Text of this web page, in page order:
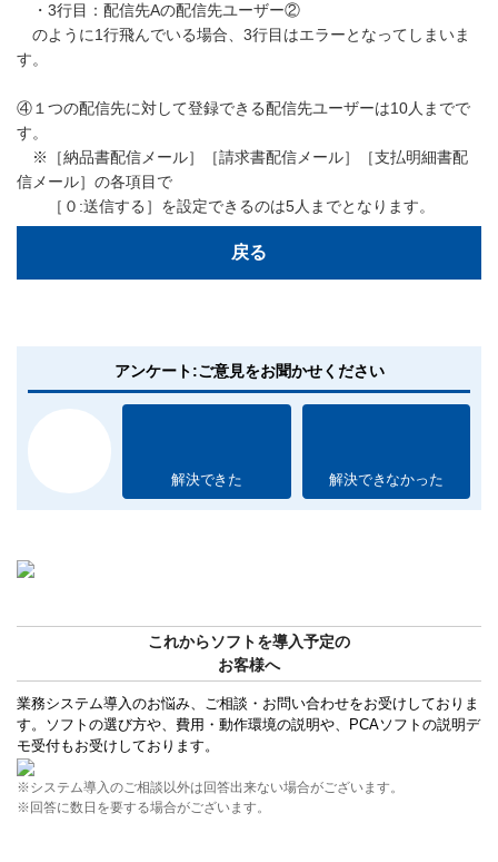
・3行目：配信先Aの配信先ユーザー②
のように1行飛んでいる場合、3行目はエラーとなってしまいま
す。
④１つの配信先に対して登録できる配信先ユーザーは10人までで
す。
※［納品書配信メール］［請求書配信メール］［支払明細書配
信メール］の各項目で
［０:送信する］を設定できるのは5人までとなります。
戻る
アンケート:ご意見をお聞かせください
解決できた 解決できなかった
これからソフトを導入予定の
お客様へ
業務システム導入のお悩み、ご相談・お問い合わせをお受けしておりま
す。ソフトの選び方や、費用・動作環境の説明や、PCAソフトの説明デ
モ受付もお受けしております。
※システム導入のご相談以外は回答出来ない場合がございます。
※回答に数日を要する場合がございます。